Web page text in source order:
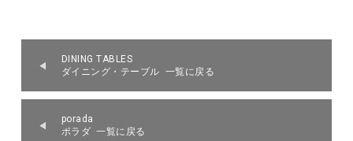
DINING TABLES
ダイニング・テーブル 一覧に戻る
porada
ポラダ 一覧に戻る